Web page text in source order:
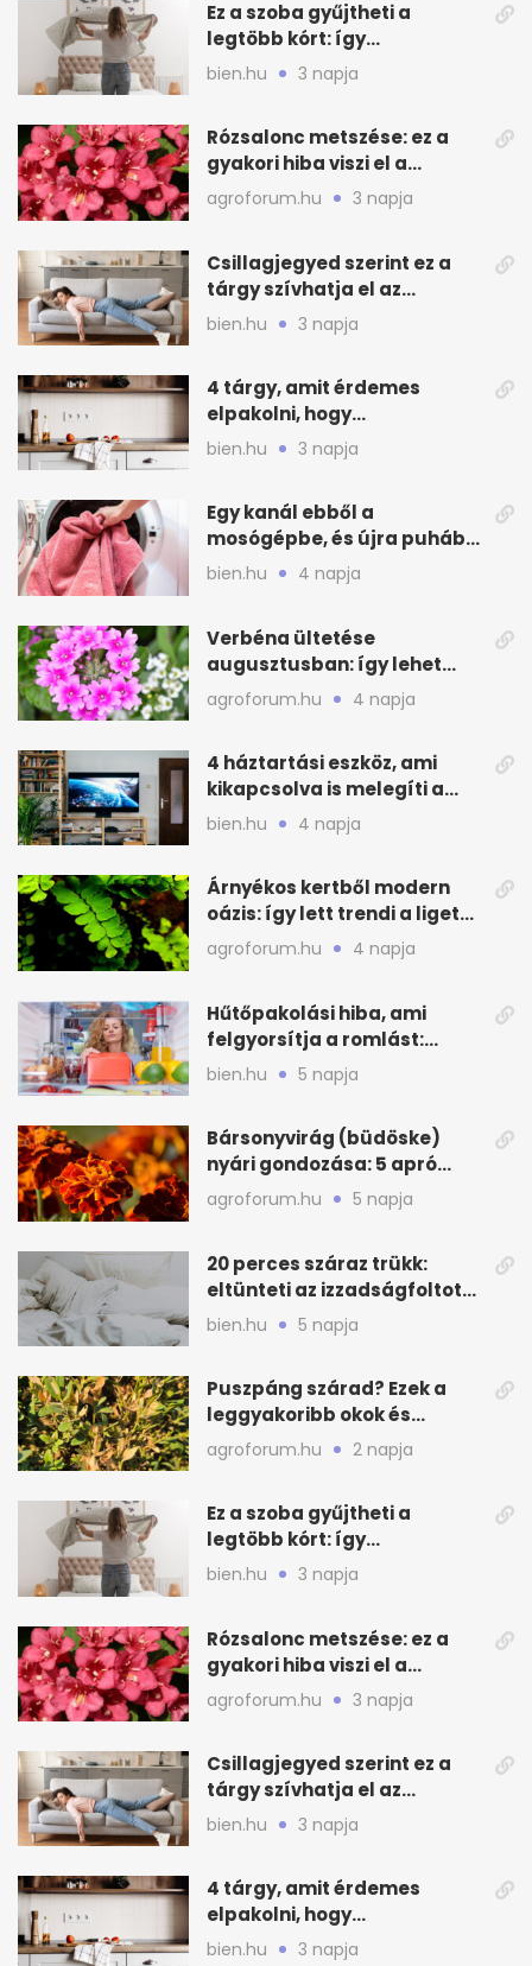
Ez a szoba gyűjtheti a
legtöbb kórt: így
mélytisztítsd otthon
bien.hu 3 napja
Rózsalonc metszése: ez a
gyakori hiba viszi el a
virágzást
agroforum.hu 3 napja
Csillagjegyed szerint ez a
tárgy szívhatja el az
otthonod energiáját
bien.hu 3 napja
4 tárgy, amit érdemes
elpakolni, hogy
hűvösebbnek tűnjön a lakás
bien.hu 3 napja
Egy kanál ebből a
mosógépbe, és újra puhább
lesz a törölköző
bien.hu 4 napja
Verbéna ültetése
augusztusban: így lehet
még idén virágos a kert
agroforum.hu 4 napja
4 háztartási eszköz, ami
kikapcsolva is melegíti a
lakást
bien.hu 4 napja
Árnyékos kertből modern
oázis: így lett trendi a ligetes
zöld
agroforum.hu 4 napja
Hűtőpakolási hiba, ami
felgyorsítja a romlást:
zónákra figyelj
bien.hu 5 napja
Bársonyvirág (büdöske)
nyári gondozása: 5 apró
lépés a dús virágzásért
agroforum.hu 5 napja
20 perces száraz trükk:
eltünteti az izzadságfoltot
és a szagot a matracról
bien.hu 5 napja
Puszpáng szárad? Ezek a
leggyakoribb okok és
teendők
agroforum.hu 2 napja
Ez a szoba gyűjtheti a
legtöbb kórt: így
mélytisztítsd otthon
bien.hu 3 napja
Rózsalonc metszése: ez a
gyakori hiba viszi el a
virágzást
agroforum.hu 3 napja
Csillagjegyed szerint ez a
tárgy szívhatja el az
otthonod energiáját
bien.hu 3 napja
4 tárgy, amit érdemes
elpakolni, hogy
hűvösebbnek tűnjön a lakás
bien.hu 3 napja